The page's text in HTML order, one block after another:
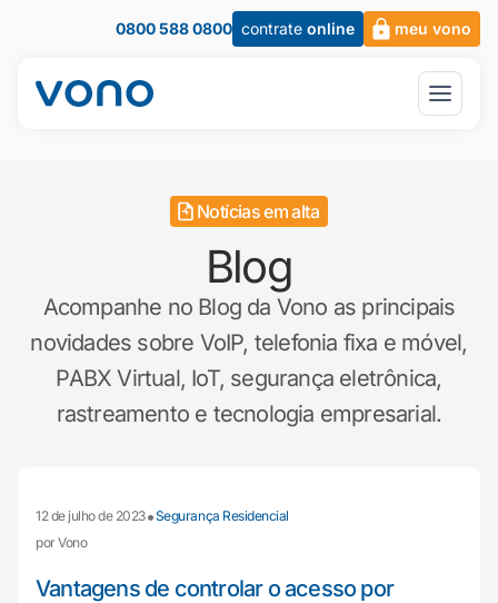
0800 588 0800 contrate online meu vono
Notícias em alta
Blog
Acompanhe no Blog da Vono as principais
novidades sobre VoIP, telefonia fixa e móvel,
PABX Virtual, IoT, segurança eletrônica,
rastreamento e tecnologia empresarial.
12 de julho de 2023•Segurança Residencial
por Vono
Vantagens de controlar o acesso por